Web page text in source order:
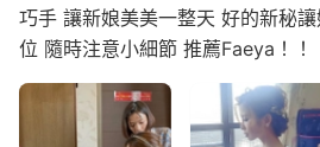
巧手 讓新娘美美一整天 好的新秘
位 隨時注意小細節 推薦Faeya！！